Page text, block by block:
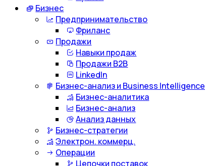
Бизнес
Предпринимательство
Фриланс
Продажи
Навыки продаж
Продажи B2B
LinkedIn
Бизнес-анализ и Business Intelligence
Бизнес-аналитика
Бизнес-анализ
Анализ данных
Бизнес-стратегии
Электрон. коммерц.
Операции
Цепочки поставок